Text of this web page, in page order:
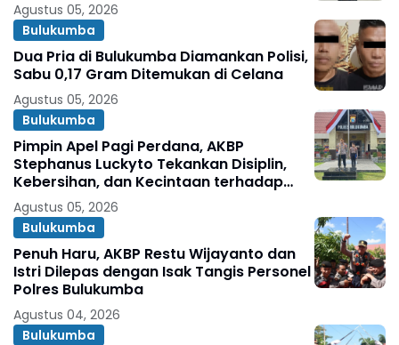
Agustus 05, 2026
Bulukumba
Dua Pria di Bulukumba Diamankan Polisi,
Sabu 0,17 Gram Ditemukan di Celana
Agustus 05, 2026
Bulukumba
Pimpin Apel Pagi Perdana, AKBP
Stephanus Luckyto Tekankan Disiplin,
Kebersihan, dan Kecintaan terhadap
Organisasi
Agustus 05, 2026
Bulukumba
Penuh Haru, AKBP Restu Wijayanto dan
Istri Dilepas dengan Isak Tangis Personel
Polres Bulukumba
Agustus 04, 2026
Bulukumba